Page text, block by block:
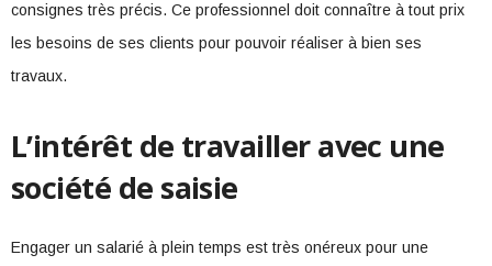
consignes très précis. Ce professionnel doit connaître à tout prix
les besoins de ses clients pour pouvoir réaliser à bien ses
travaux.
L’intérêt de travailler avec une
société de saisie
Engager un salarié à plein temps est très onéreux pour une